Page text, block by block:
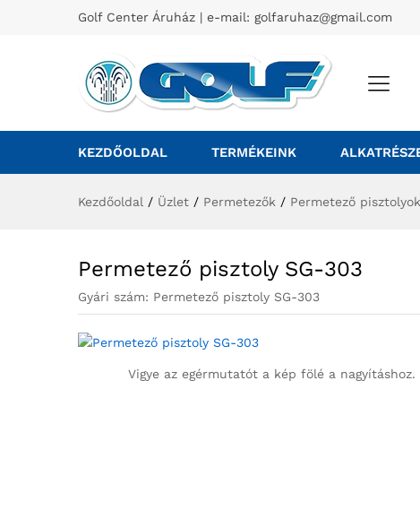
Golf Center Áruház | e-mail: golfaruhaz@gmail.com
KEZDŐOLDAL TERMÉKEINK
Kezdőoldal / Üzlet / Permetezők / Permetező pisztolyok
Permetező pisztoly SG-303
Gyári szám: Permetező pisztoly SG-303
Vigye az egérmutatót a kép fölé a nagyításhoz.